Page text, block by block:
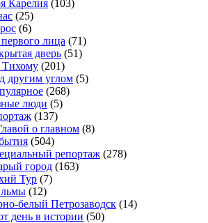
Карелия (103)
(25)
(6)
лица (71)
дверь (51)
(201)
другим углом (5)
(268)
люди (5)
(137)
о главном (8)
(504)
репортаж (278)
город (163)
Тур (7)
(12)
белый Петрозаводск (14)
день в истории (50)